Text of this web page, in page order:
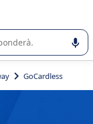
di un
GoCardless